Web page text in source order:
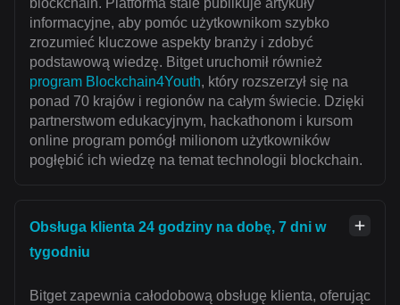
informacyjne, aby pomóc użytkownikom szybko
zrozumieć kluczowe aspekty branży i zdobyć
podstawową wiedzę. Bitget uruchomił również
program Blockchain4Youth, który rozszerzył się na
ponad 70 krajów i regionów na całym świecie. Dzięki
partnerstwom edukacyjnym, hackathonom i kursom
online program pomógł milionom użytkowników
pogłębić ich wiedzę na temat technologii blockchain.
Obsługa klienta 24 godziny na dobę, 7 dni w
tygodniu
Bitget zapewnia całodobową obsługę klienta, oferując